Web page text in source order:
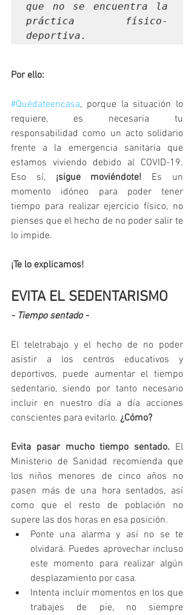
que no se encuentra la
práctica físico-
deportiva.
Por ello:
#Quédateencasa, porque la situación lo
requiere, es necesaria tu
responsabilidad como un acto solidario
frente a la emergencia sanitaria que
estamos viviendo debido al COVID-19.
Eso sí, ¡sigue moviéndote! Es un
momento idóneo para poder tener
tiempo para realizar ejercicio físico, no
pienses que el hecho de no poder salir te
lo impide.
¡Te lo explicamos!
EVITA EL SEDENTARISMO
- Tiempo sentado -
El teletrabajo y el hecho de no poder
asistir a los centros educativos y
deportivos, puede aumentar el tiempo
sedentario, siendo por tanto necesario
incluir en nuestro día a día acciones
conscientes para evitarlo. ¿Cómo?
Evita pasar mucho tiempo sentado. El
Ministerio de Sanidad recomienda que
los niños menores de cinco años no
pasen más de una hora sentados, así
como que el resto de población no
supere las dos horas en esa posición.
Ponte una alarma y así no se te
olvidará. Puedes aprovechar incluso
este momento para realizar algún
desplazamiento por casa.
Intenta incluir momentos en los que
trabajes de pie, no siempre